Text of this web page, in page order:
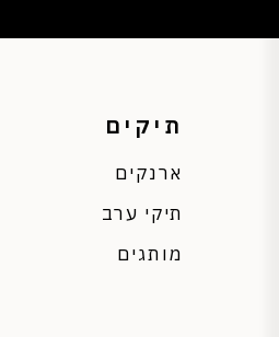
תיקים
ארנקים
תיקי ערב
מותגים